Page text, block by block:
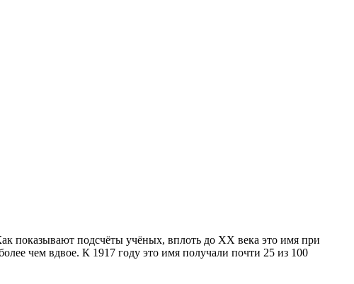
показывают подсчёты учёных, вплоть до XX века это имя при
чем вдвое. К 1917 году это имя получали почти 25 из 100